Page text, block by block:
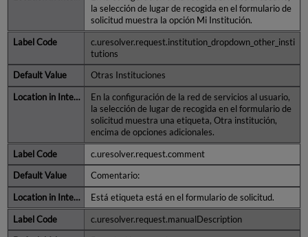
la selección de lugar de recogida en el formulario de
solicitud muestra la opción Mi Institución.
c.uresolver.request.institution_dropdown_other_insti
tutions
Otras Instituciones
En la configuración de la red de servicios al usuario,
la selección de lugar de recogida en el formulario de
solicitud muestra una etiqueta, Otra institución,
encima de opciones adicionales.
c.uresolver.request.comment
Comentario:
Está etiqueta está en el formulario de solicitud.
c.uresolver.request.manualDescription